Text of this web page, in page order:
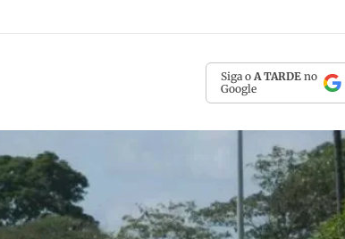
Siga o A TARDE no
Google